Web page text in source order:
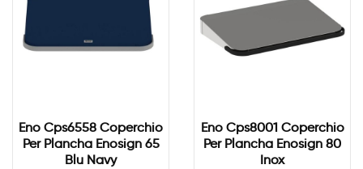
Eno Cps6558 Coperchio
Per Plancha Enosign 65
Blu Navy
Eno Cps8001 Coperchio
Per Plancha Enosign 80
Inox